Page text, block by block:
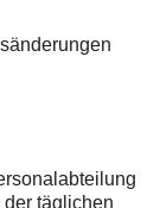
täglichen